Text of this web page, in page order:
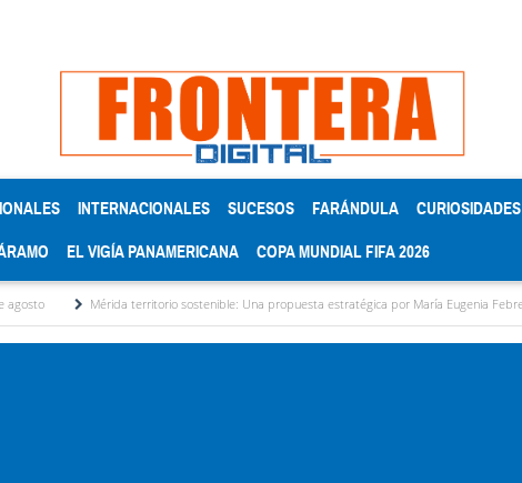
INTERNACIONALES SUCESOS FARÁNDULA CURIOSIDADES
EL VIGÍA PANAMERICANA COPA MUNDIAL FIFA 2026
Mérida territorio sostenible: Una propuesta estratégica por María Eugenia Febres Cordero R.